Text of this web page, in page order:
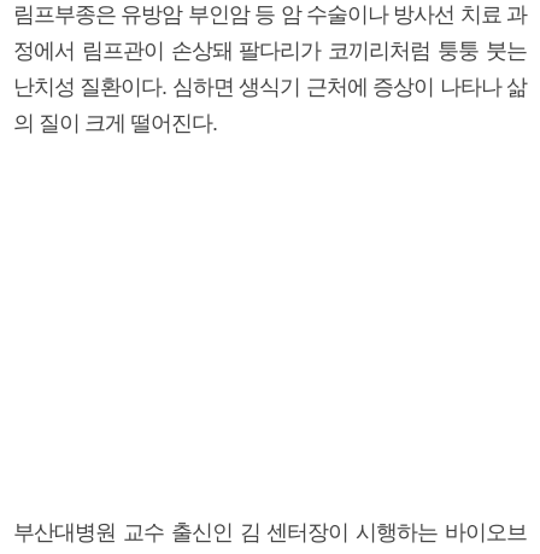
림프부종은 유방암 부인암 등 암 수술이나 방사선 치료 과
정에서 림프관이 손상돼 팔다리가 코끼리처럼 퉁퉁 붓는
난치성 질환이다. 심하면 생식기 근처에 증상이 나타나 삶
의 질이 크게 떨어진다.
부산대병원 교수 출신인 김 센터장이 시행하는 바이오브